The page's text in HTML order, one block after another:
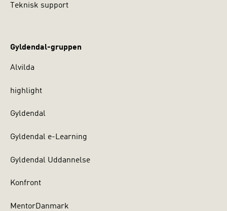
Teknisk support
Gyldendal-gruppen
Alvilda
highlight
Gyldendal
Gyldendal e-Learning
Gyldendal Uddannelse
Konfront
MentorDanmark